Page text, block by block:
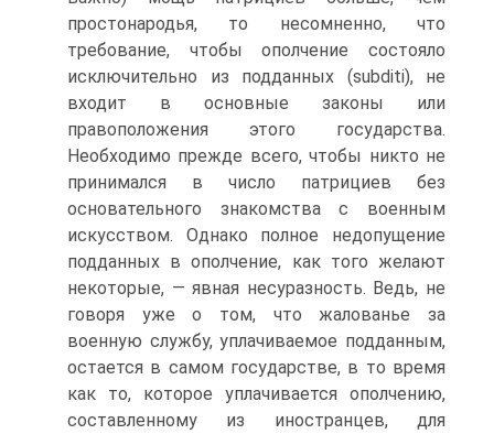
простонародья, то несомненно, что
требование, чтобы ополчение состояло
исключительно из подданных (subditi), не
входит в основные законы или
правоположения этого государства.
Необходимо прежде всего, чтобы никто не
принимался в число патрициев без
основательного знакомства с военным
искусством. Однако полное недопущение
подданных в ополчение, как того желают
некоторые, — явная несуразность. Ведь, не
говоря уже о том, что жалованье за
военную службу, уплачиваемое подданным,
остается в самом государстве, в то время
как то, которое уплачивается ополчению,
составленному из иностранцев, для